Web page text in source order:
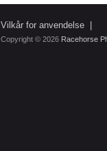
Vilkår for anvendelse
Copyright © 2026 Racehorse